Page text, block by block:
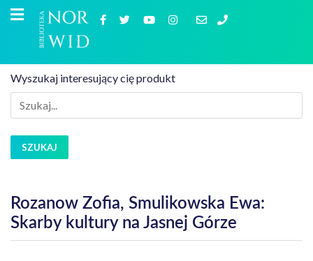
Wyszukaj interesujący cię produkt
SZUKAJ
Rozanow Zofia, Smulikowska Ewa:
Skarby kultury na Jasnej Górze